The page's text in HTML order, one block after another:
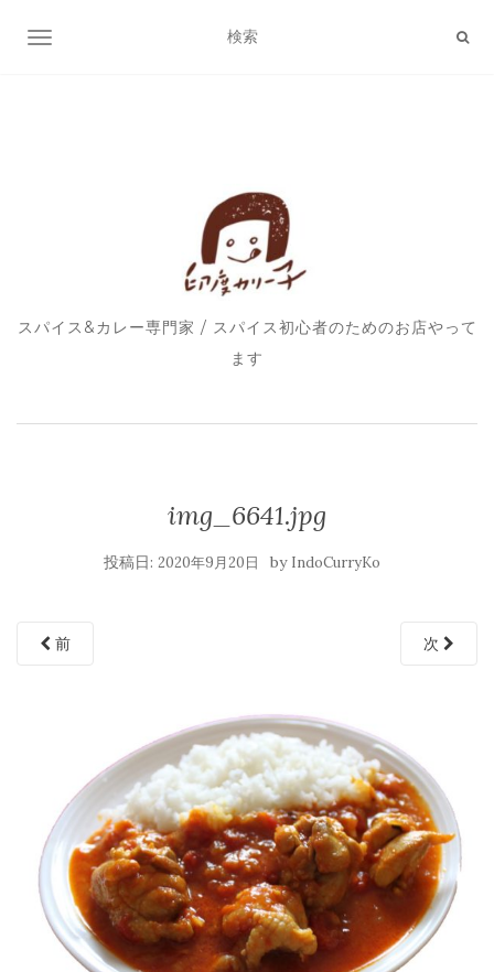
ナビゲーション切り替え
スパイス&カレー専門家 / スパイス初心者のためのお店やって
ます
img_6641.jpg
投稿日: 2020年9月20日 by IndoCurryKo
前 次